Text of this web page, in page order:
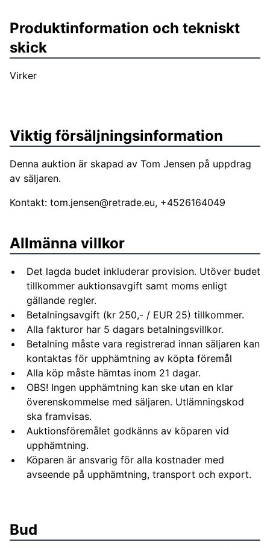
Produktinformation och tekniskt
skick
Virker
Viktig försäljningsinformation
Denna auktion är skapad av Tom Jensen på uppdrag
av säljaren.
Kontakt: tom.jensen@retrade.eu, +4526164049
Allmänna villkor
Det lagda budet inkluderar provision. Utöver budet
tillkommer auktionsavgift samt moms enligt
gällande regler.
Betalningsavgift (kr 250,- / EUR 25) tillkommer.
Alla fakturor har 5 dagars betalningsvillkor.
Betalning måste vara registrerad innan säljaren kan
kontaktas för upphämtning av köpta föremål
Alla köp måste hämtas inom 21 dagar.
OBS! Ingen upphämtning kan ske utan en klar
överenskommelse med säljaren. Utlämningskod
ska framvisas.
Auktionsföremålet godkänns av köparen vid
upphämtning.
Köparen är ansvarig för alla kostnader med
avseende på upphämtning, transport och export.
Bud